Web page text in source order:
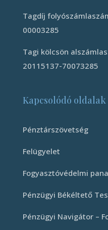
Tagdíj
00003285
Tagi kölcsön
20115137-70073285
Kapcsolódó oldalak
Pénztárszövetség
Felügyelet
Fogyasztóvédelmi
Pénzügyi Békéltető
Pénzügyi Navigátor –